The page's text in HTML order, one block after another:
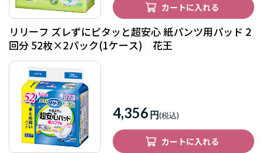
カートに入れる
リリーフ ズレずにピタッと超安心 紙パンツ用パッド 2
回分 52枚×2パック(1ケース) 花王
4,356 円
カートに入れる